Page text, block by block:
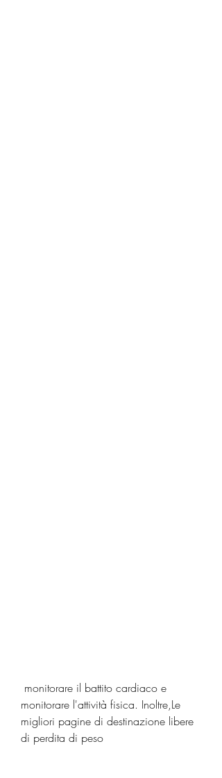
monitorare l'attività fisica. Inoltre,Le
migliori pagine di destinazione libere
di perdita di peso